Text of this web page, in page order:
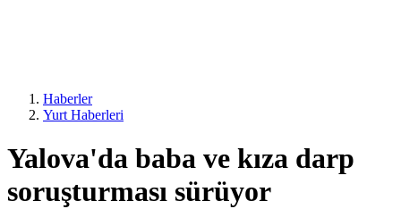
Haberler
Yurt Haberleri
Yalova'da baba ve kıza darp
soruşturması sürüyor